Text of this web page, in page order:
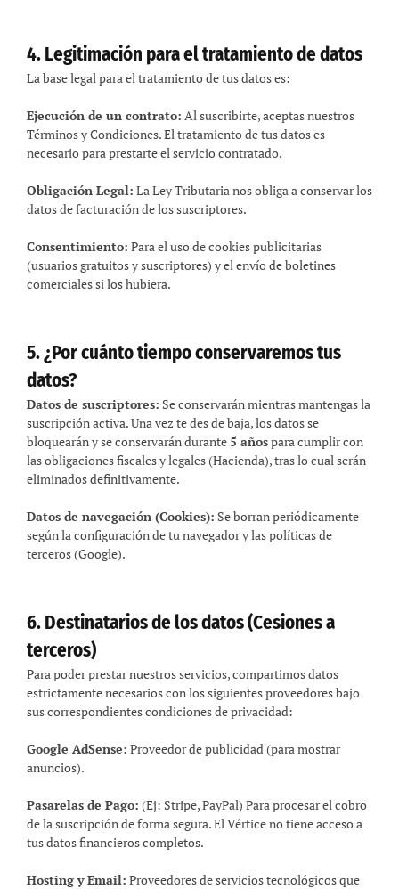
4. Legitimación para el tratamiento de datos
La base legal para el tratamiento de tus datos es:
Ejecución de un contrato: Al suscribirte, aceptas nuestros
Términos y Condiciones. El tratamiento de tus datos es
necesario para prestarte el servicio contratado.
Obligación Legal: La Ley Tributaria nos obliga a conservar los
datos de facturación de los suscriptores.
Consentimiento: Para el uso de cookies publicitarias
(usuarios gratuitos y suscriptores) y el envío de boletines
comerciales si los hubiera.
5. ¿Por cuánto tiempo conservaremos tus
datos?
Datos de suscriptores: Se conservarán mientras mantengas la
suscripción activa. Una vez te des de baja, los datos se
bloquearán y se conservarán durante5 añospara cumplir con
las obligaciones fiscales y legales (Hacienda), tras lo cual serán
eliminados definitivamente.
Datos de navegación (Cookies): Se borran periódicamente
según la configuración de tu navegador y las políticas de
terceros (Google).
6. Destinatarios de los datos (Cesiones a
terceros)
Para poder prestar nuestros servicios, compartimos datos
estrictamente necesarios con los siguientes proveedores bajo
sus correspondientes condiciones de privacidad:
Google AdSense: Proveedor de publicidad (para mostrar
anuncios).
Pasarelas de Pago: (Ej: Stripe, PayPal) Para procesar el cobro
de la suscripción de forma segura. El Vértice no tiene acceso a
tus datos financieros completos.
Hosting y Email: Proveedores de servicios tecnológicos que